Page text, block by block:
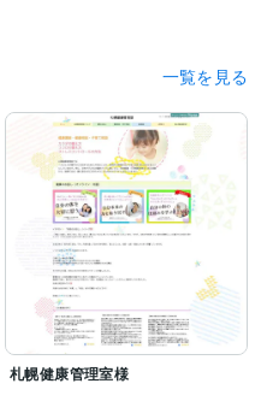
ンサルティング
いて、何が自分の強みで、
からないといった、モヤ
は2万件以上あります。
ンが上がり、具体的に何
具体的かつ超実践的なコ
いた相談事業や問題解決
ました。
周りやビジネスコンテ
ので、業種やサービス内
抱えるお悩みや不安がと
一覧を見る
札幌健康管理室様